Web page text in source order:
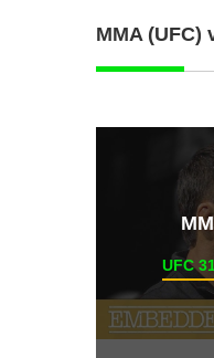
MMA (UFC)
UFC